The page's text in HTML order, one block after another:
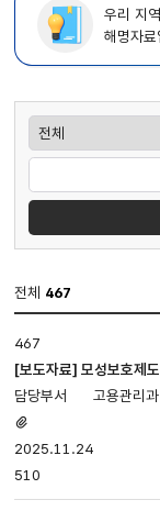
우리 지
해명자
게시판검색
전체 467
·
설명
게시판
입니다.
번호,
제목,
첨부파일,
담당부서,
467
[보도자료] 모성보호제
고용관리과
있음
2025.11.24
510